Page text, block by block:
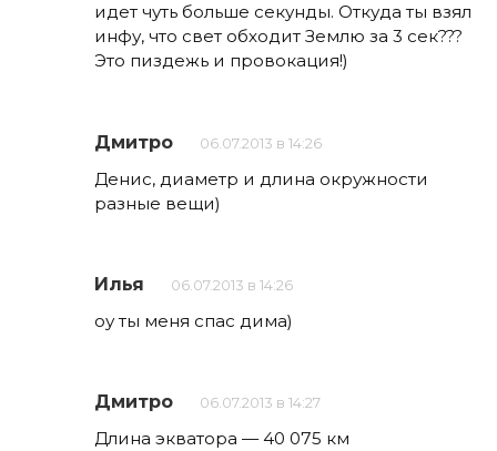
идет чуть больше секунды. Откуда ты взял
инфу, что свет обходит Землю за 3 сек???
Это пиздежь и провокация!)
Дмитро 06.07.2013 в 14:26
Денис, диаметр и длина окружности
разные вещи)
Илья 06.07.2013 в 14:26
оу ты меня спас дима)
Дмитро 06.07.2013 в 14:27
Длина экватора — 40 075 км